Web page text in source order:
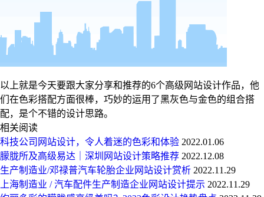
以上就是今天要跟大家分享和推荐的6个高级网站设计作品，他
们在色彩搭配方面很棒，巧妙的运用了黑灰色与金色的组合搭
配，是个不错的设计思路。
相关阅读
科技公司网站设计，令人着迷的色彩和体验 2022.01.06
朦胧所及高级易达｜深圳网站设计策略推荐 2022.12.08
生产制造业/邓禄普汽车轮胎企业网站设计赏析 2022.11.29
上海制造业 / 汽车配件生产制造企业网站设计提示 2022.11.29